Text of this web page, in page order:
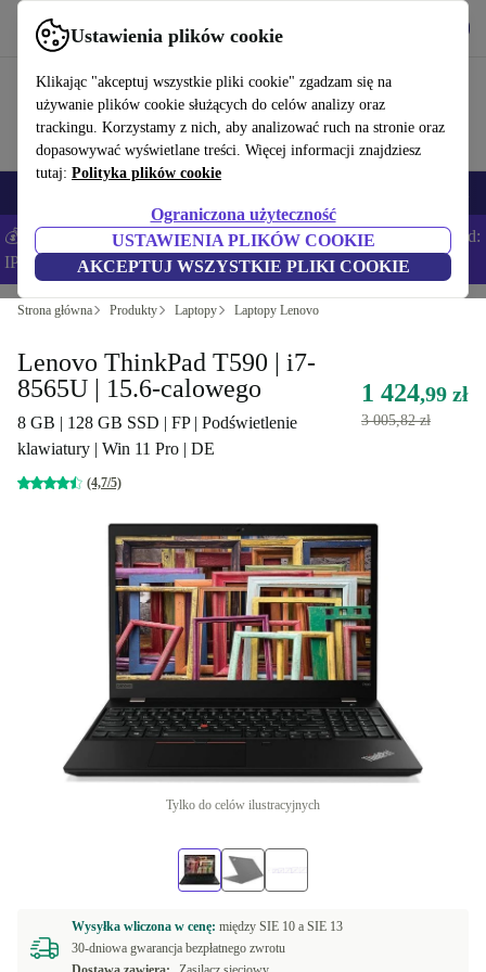
Ustawienia plików cookie
Klikając "akceptuj wszystkie pliki cookie" zgadzam się na
używanie plików cookie służących do celów analizy oraz
trackingu. Korzystamy z nich, aby analizować ruch na stronie oraz
dopasowywać wyświetlane treści. Więcej informacji znajdziesz
tutaj: Polityka plików cookie
Ograniczona użyteczność
USTAWIENIA PLIKÓW COOKIE
AKCEPTUJ WSZYSTKIE PLIKI COOKIE
Korzystaj z refurbed szybko i łatwo
💰Zaoszczędź DODATKOWE 5% na wszystkich iPhone’ach – Kod:
IPHONEDEAL –Regulamin
Strona główna Produkty Laptopy Laptopy Lenovo
Lenovo ThinkPad T590 | i7-
8565U | 15.6-calowego
8 GB | 128 GB SSD | FP | Podświetlenie
klawiatury | Win 11 Pro | DE
(4,7/5)
1 424,99 zł
3 005,82 zł
Tylko do celów ilustracyjnych
Wysyłka wliczona w cenę: między SIE 10 a SIE 13
30-dniowa gwarancja bezpłatnego zwrotu